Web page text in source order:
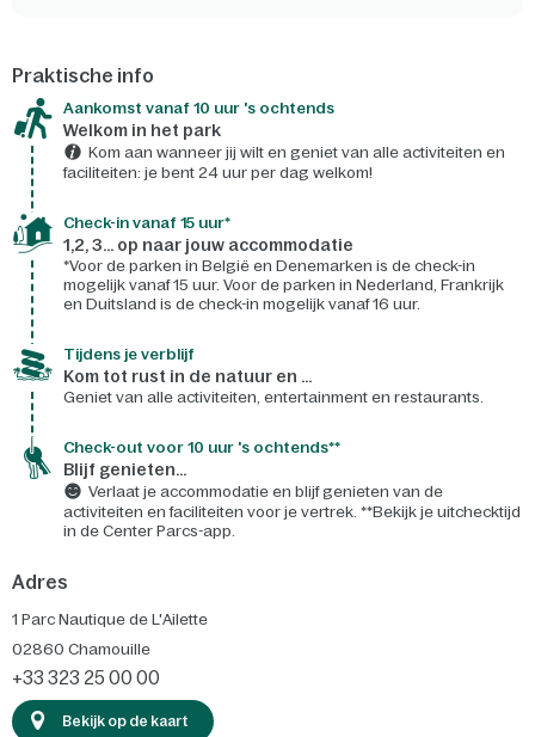
Praktische info
Aankomst vanaf 10 uur 's ochtends
Welkom in het park
Kom aan wanneer jij wilt en geniet van alle activiteiten en
faciliteiten: je bent 24 uur per dag welkom!
Check-in vanaf 15 uur*
1,2, 3... op naar jouw accommodatie
*Voor de parken in België en Denemarken is de check-in
mogelijk vanaf 15 uur. Voor de parken in Nederland, Frankrijk
en Duitsland is de check-in mogelijk vanaf 16 uur.
Tijdens je verblijf
Kom tot rust in de natuur en ...
Geniet van alle activiteiten, entertainment en restaurants.
Check-out voor 10 uur 's ochtends**
Blijf genieten...
Verlaat je accommodatie en blijf genieten van de
activiteiten en faciliteiten voor je vertrek. **Bekijk je uitchecktijd
in de Center Parcs-app.
Adres
1 Parc Nautique de L'Ailette
02860 Chamouille
+33 323 25 00 00
Bekijk op de kaart